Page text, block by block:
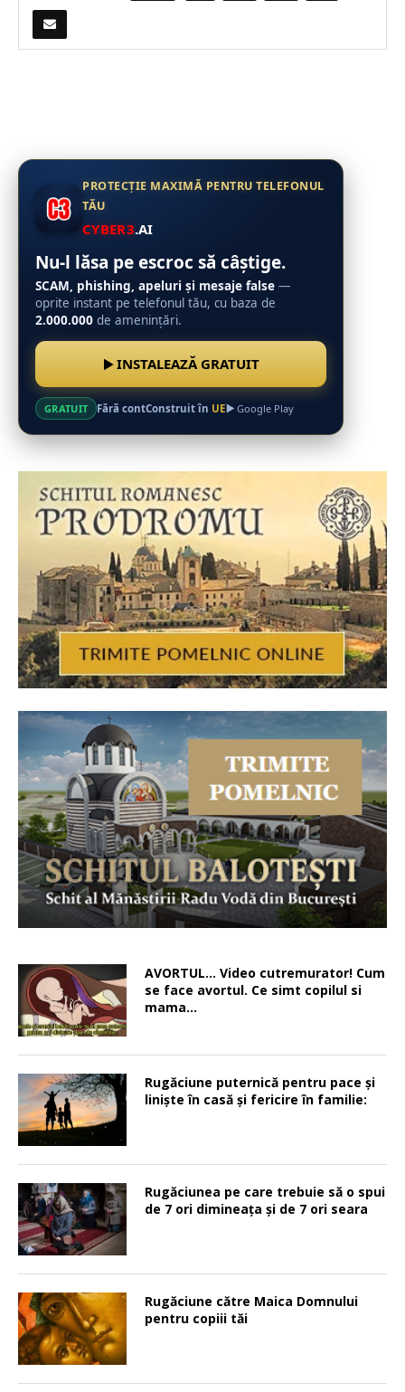
PROTECȚIE MAXIMĂ PENTRU TELEFONUL
TĂU
CYBER3.AI
Nu-l lăsa pe escroc să câștige.
SCAM, phishing, apeluri și mesaje false —
oprite instant pe telefonul tău, cu baza de
2.000.000 de amenințări.
INSTALEAZĂ GRATUIT
GRATUIT Fără contConstruit în UE Google Play
AVORTUL… Video cutremurator! Cum
se face avortul. Ce simt copilul si
mama…
Rugăciune puternică pentru pace şi
linişte în casă şi fericire în familie:
Rugăciunea pe care trebuie să o spui
de 7 ori dimineața și de 7 ori seara
Rugăciune către Maica Domnului
pentru copiii tăi